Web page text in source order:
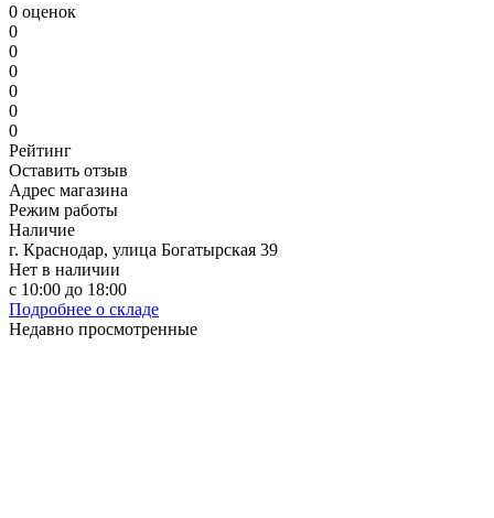
0 оценок
0
0
0
0
0
0
Рейтинг
Оставить отзыв
Адрес магазина
Режим работы
Наличие
г. Краснодар, улица Богатырская 39
Нет в наличии
с 10:00 до 18:00
Подробнее о складе
Недавно просмотренные